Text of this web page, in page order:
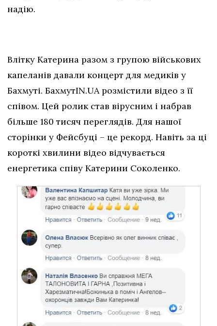
надію.
Влітку Катерина разом з групою військових
капеланів давали концерт для медиків у
Бахмуті. БахмутIN.UA розмістили відео з її
співом. Цей ролик став вірусним і набрав
більше 180 тисяч переглядів. Для нашої
сторінки у Фейсбуці – це рекорд. Навіть за ці
короткі хвилини відео відчувається
енергетика співу Катерини Соколенко.